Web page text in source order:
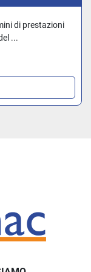
di prestazioni
...